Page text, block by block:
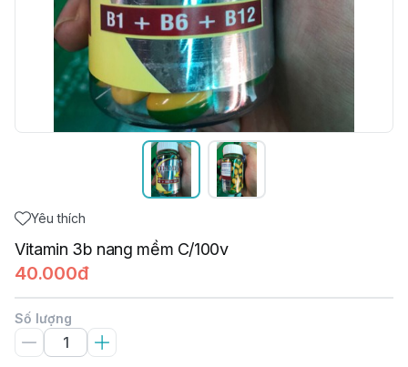
Yêu thích
Vitamin 3b nang mềm C/100v
40.000đ
Số lượng